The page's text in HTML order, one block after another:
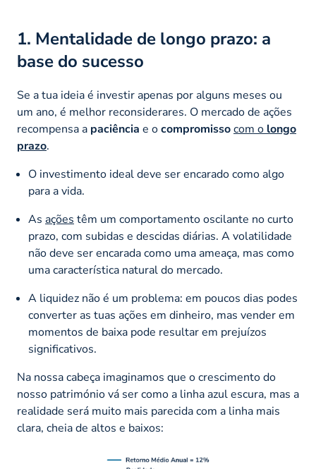
1. Mentalidade de longo prazo: a
base do sucesso
Se a tua ideia é investir apenas por alguns meses ou
um ano, é melhor reconsiderares. O mercado de ações
recompensa a paciência e ocompromissocom o longo
prazo.
O investimento ideal deve ser encarado como algo
para a vida.
As ações têm um comportamento oscilante no curto
prazo, com subidas e descidas diárias. A volatilidade
não deve ser encarada como uma ameaça, mas como
uma característica natural do mercado.
A liquidez não é um problema: em poucos dias podes
converter as tuas ações em dinheiro, mas vender em
momentos de baixa pode resultar em prejuízos
significativos.
Na nossa cabeça imaginamos que o crescimento do
nosso património vá ser como a linha azul escura, mas a
realidade será muito mais parecida com a linha mais
clara, cheia de altos e baixos: